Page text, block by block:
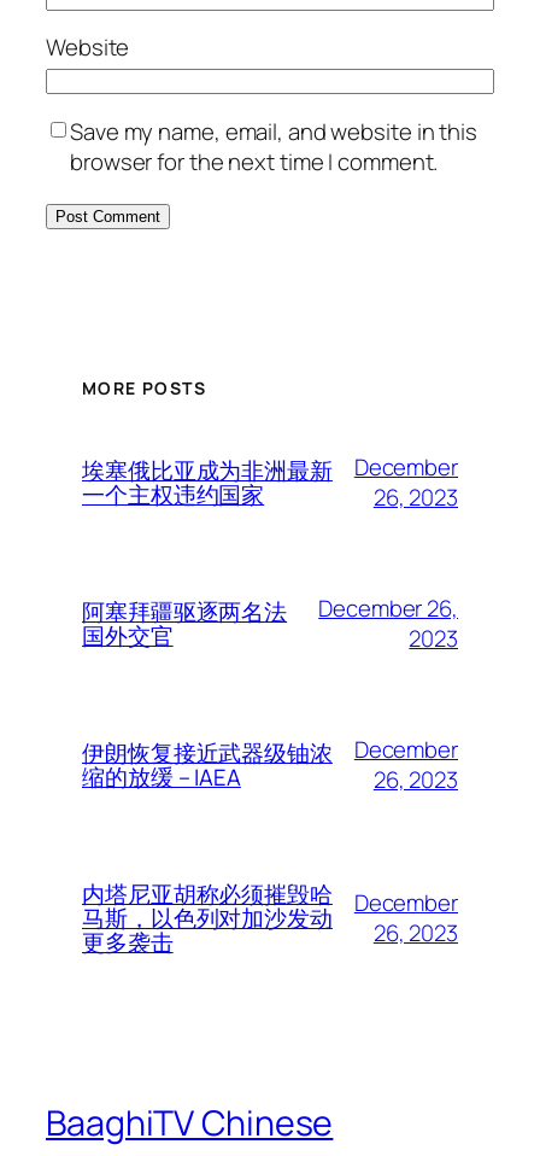
Website
Save my name, email, and website in this
browser for the next time I comment.
MORE POSTS
埃塞俄比亚成为非洲最新
一个主权违约国家
December
26, 2023
阿塞拜疆驱逐两名法
国外交官
December 26,
2023
伊朗恢复接近武器级铀浓
缩的放缓 – IAEA
December
26, 2023
内塔尼亚胡称必须摧毁哈
马斯，以色列对加沙发动
更多袭击
December
26, 2023
BaaghiTV Chinese